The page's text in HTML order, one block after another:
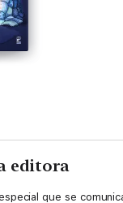
editora
que se